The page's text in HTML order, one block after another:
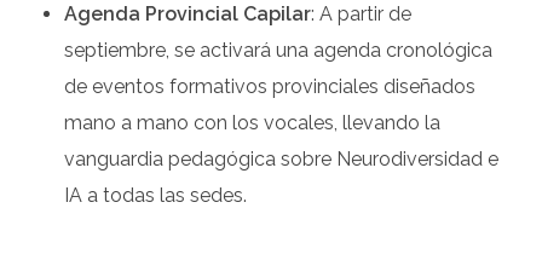
Agenda Provincial Capilar: A partir de
septiembre, se activará una agenda cronológica
de eventos formativos provinciales diseñados
mano a mano con los vocales, llevando la
vanguardia pedagógica sobre Neurodiversidad e
IA a todas las sedes.